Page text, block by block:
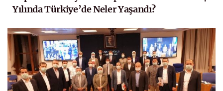
Yılında Türkiye’de Neler Yaşandı?